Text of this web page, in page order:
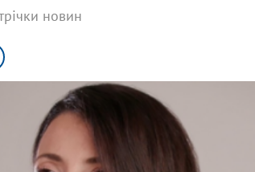
новин